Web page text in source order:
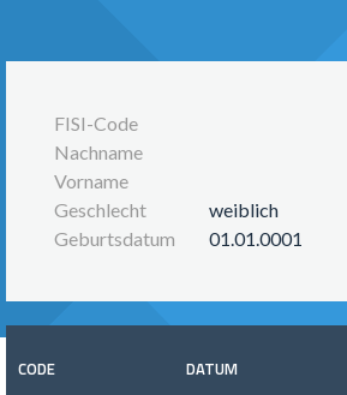
FISI-Code
Nachname
Vorname
Geschlecht
weiblich
Geburtsdatum
01.01.0001
CODE DATUM